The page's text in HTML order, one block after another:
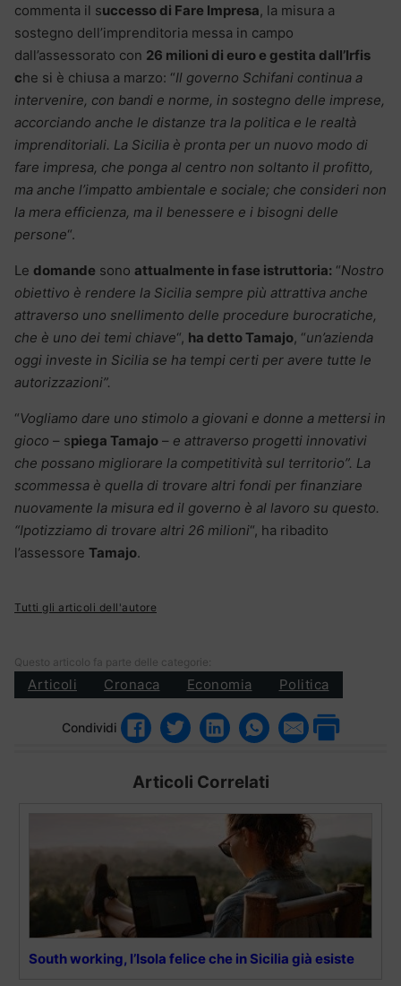
commenta il successo di Fare Impresa, la misura a
sostegno dell’imprenditoria messa in campo
dall’assessorato con 26 milioni di euro e gestita dall’Irfis
che si è chiusa a marzo: “Il governo Schifani continua a
intervenire, con bandi e norme, in sostegno delle imprese,
accorciando anche le distanze tra la politica e le realtà
imprenditoriali. La Sicilia è pronta per un nuovo modo di
fare impresa, che ponga al centro non soltanto il profitto,
ma anche l’impatto ambientale e sociale; che consideri non
la mera efficienza, ma il benessere e i bisogni delle
persone“.
Le domande sono attualmente in fase istruttoria: “Nostro
obiettivo è rendere la Sicilia sempre più attrattiva anche
attraverso uno snellimento delle procedure burocratiche,
che è uno dei temi chiave“, ha detto Tamajo, “un’azienda
oggi investe in Sicilia se ha tempi certi per avere tutte le
autorizzazioni”.
“Vogliamo dare uno stimolo a giovani e donne a mettersi in
gioco – spiega Tamajo – e attraverso progetti innovativi
che possano migliorare la competitività sul territorio”. La
scommessa è quella di trovare altri fondi per finanziare
nuovamente la misura ed il governo è al lavoro su questo.
“Ipotizziamo di trovare altri 26 milioni“, ha ribadito
l’assessore Tamajo.
Tutti gli articoli dell'autore
Questo articolo fa parte delle categorie:
Articoli Cronaca Economia Politica
Condividi
Articoli Correlati
South working, l’Isola felice che in Sicilia già esiste